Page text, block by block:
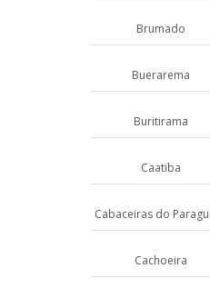
Brumado
Buerarema
Buritirama
Caatiba
Cabaceiras do
Cachoeira